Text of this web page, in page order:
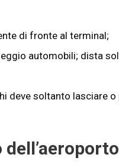
di fronte al terminal;
automobili; dista
deve soltanto lasciare